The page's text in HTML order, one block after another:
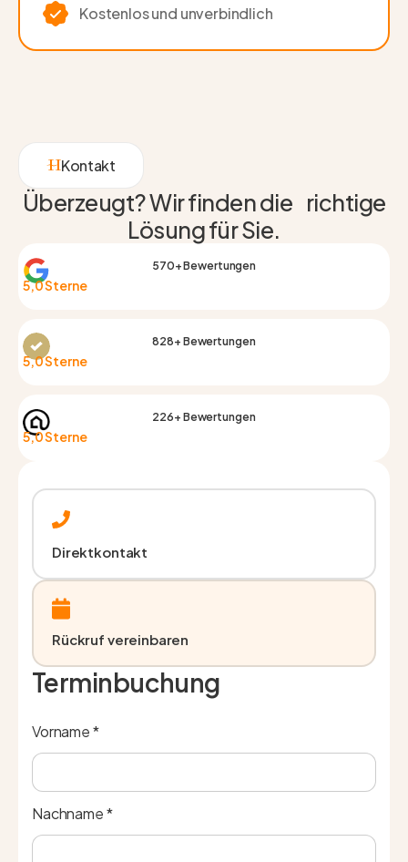
Kostenlos und unverbindlich
Kontakt
Überzeugt? Wir finden die richtige
Lösung für Sie.
570+ Bewertungen
5,0 Sterne
828+ Bewertungen
5,0 Sterne
226+ Bewertungen
5,0 Sterne
Direktkontakt
Rückruf vereinbaren
Terminbuchung
Vorname *
Nachname *